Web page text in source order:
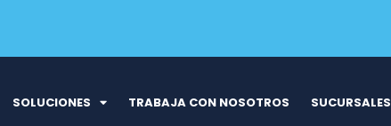
SOLUCIONES TRABAJA CON NOSOTROS SUCURSALES